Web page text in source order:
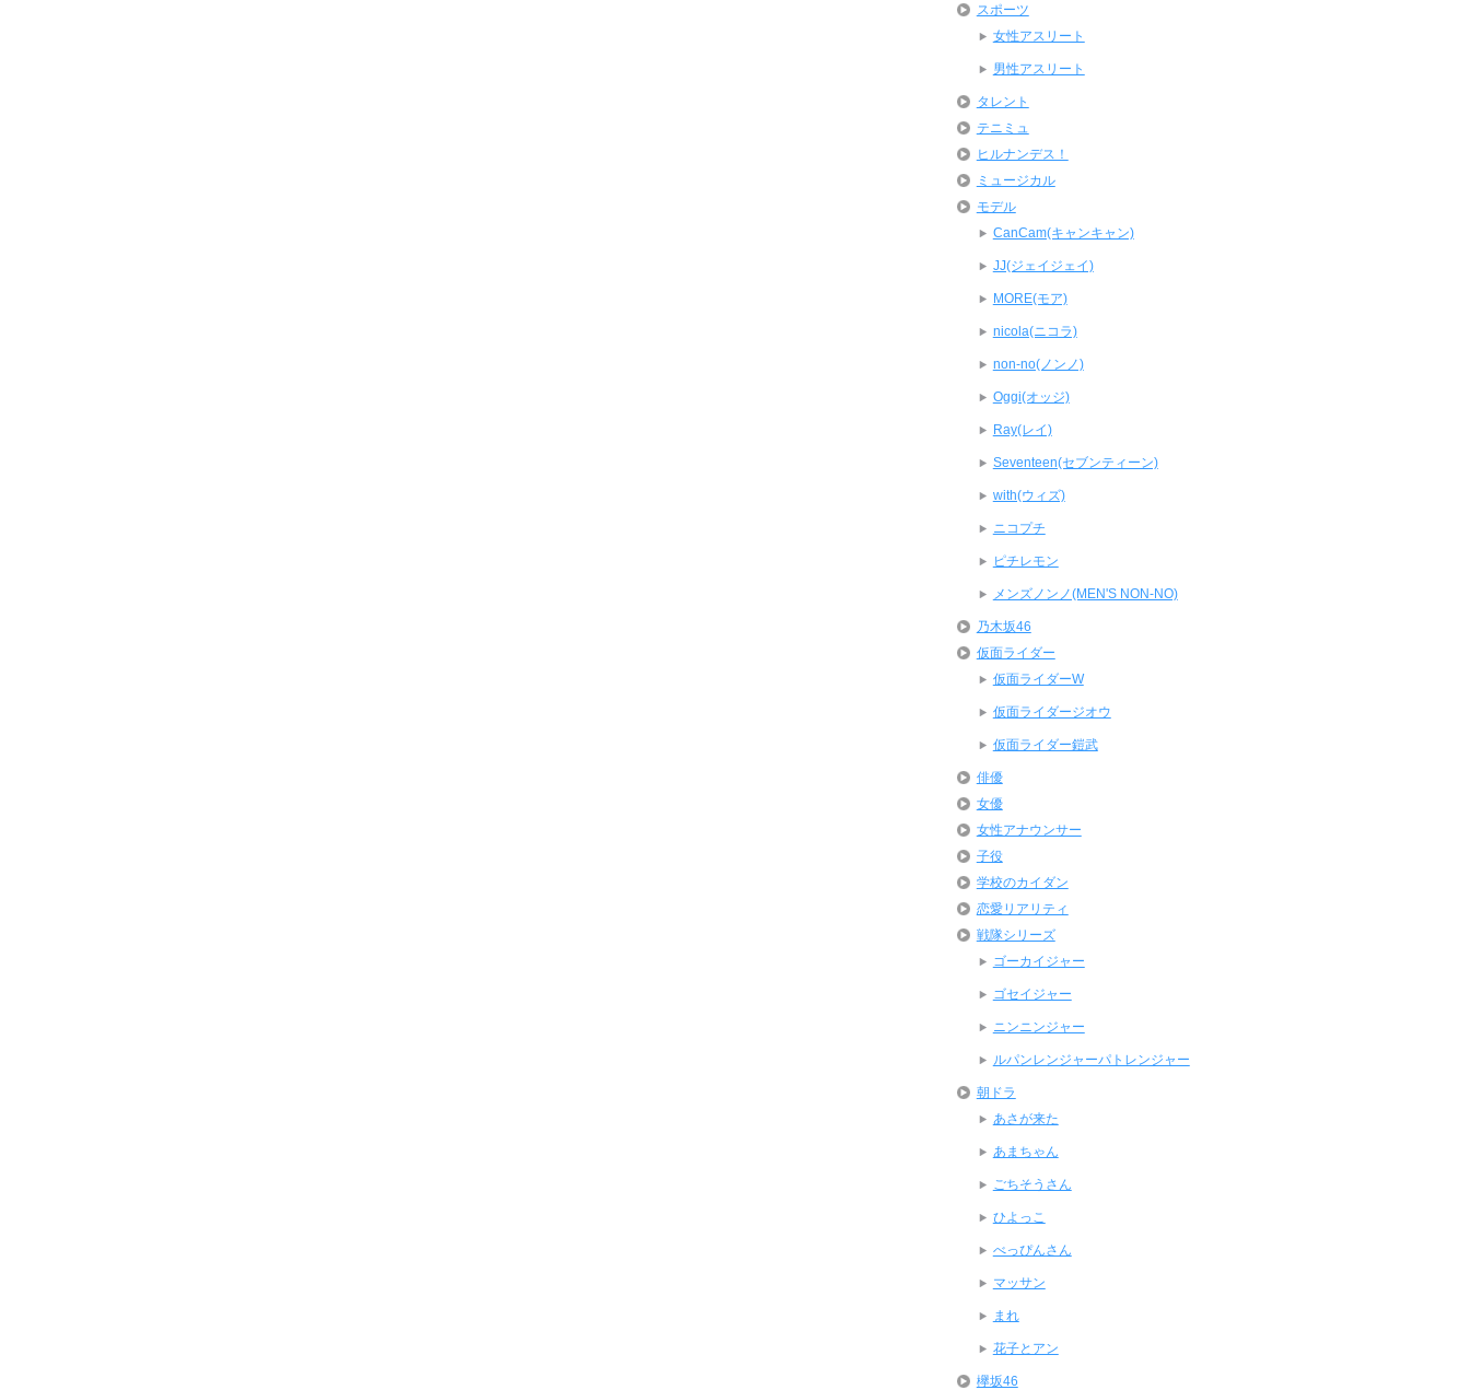
スポーツ
女性アスリート
男性アスリート
タレント
テニミュ
ヒルナンデス！
ミュージカル
モデル
CanCam(キャンキャン)
JJ(ジェイジェイ)
MORE(モア)
nicola(ニコラ)
non-no(ノンノ)
Oggi(オッジ)
Ray(レイ)
Seventeen(セブンティーン)
with(ウィズ)
ニコプチ
ピチレモン
メンズノンノ(MEN'S NON-NO)
乃木坂46
仮面ライダー
仮面ライダーW
仮面ライダージオウ
仮面ライダー鎧武
俳優
女優
女性アナウンサー
子役
学校のカイダン
恋愛リアリティ
戦隊シリーズ
ゴーカイジャー
ゴセイジャー
ニンニンジャー
ルパンレンジャーパトレンジャー
朝ドラ
あさが来た
あまちゃん
ごちそうさん
ひよっこ
べっぴんさん
マッサン
まれ
花子とアン
欅坂46